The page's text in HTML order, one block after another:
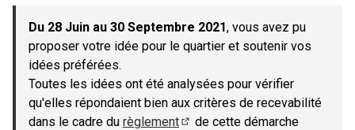
−
Du 28 Juin au 30 Septembre 2021, vous avez pu
proposer votre idée pour le quartier et soutenir vos
idées préférées.
Toutes les idées ont été analysées pour vérifier
qu'elles répondaient bien aux critères de recevabilité
dans le cadre du règlement
de cette démarche